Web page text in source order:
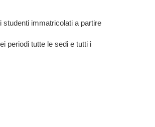
studenti immatricolati a partire
periodi tutte le sedi e tutti i